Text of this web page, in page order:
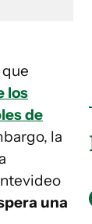
los
de
la
una